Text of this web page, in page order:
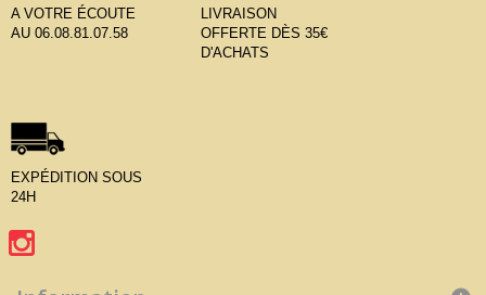
A VOTRE ÉCOUTE
AU 06.08.81.07.58
LIVRAISON
OFFERTE DÈS 35€
D'ACHATS
EXPÉDITION SOUS
24H